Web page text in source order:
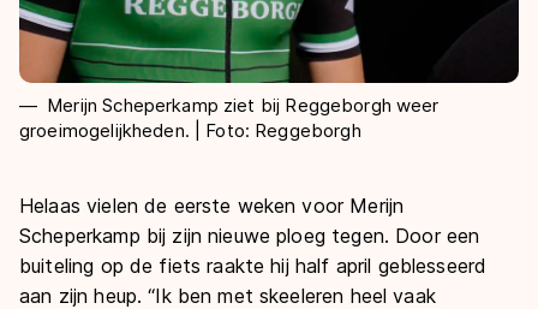
Merijn Scheperkamp ziet bij Reggeborgh weer
groeimogelijkheden. | Foto: Reggeborgh
Helaas vielen de eerste weken voor Merijn
Scheperkamp bij zijn nieuwe ploeg tegen. Door een
buiteling op de fiets raakte hij half april geblesseerd
aan zijn heup. “Ik ben met skeeleren heel vaak